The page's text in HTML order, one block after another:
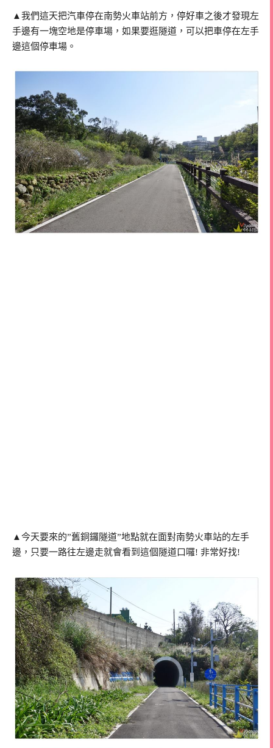
▲我們這天把汽車停在南勢火車站前方，停好車之後才發現左
手邊有一塊空地是停車場，如果要逛隧道，可以把車停在左手
邊這個停車場。
▲今天要來的”舊銅鑼隧道”地點就在面對南勢火車站的左手
邊，只要一路往左邊走就會看到這個隧道口囉! 非常好找!